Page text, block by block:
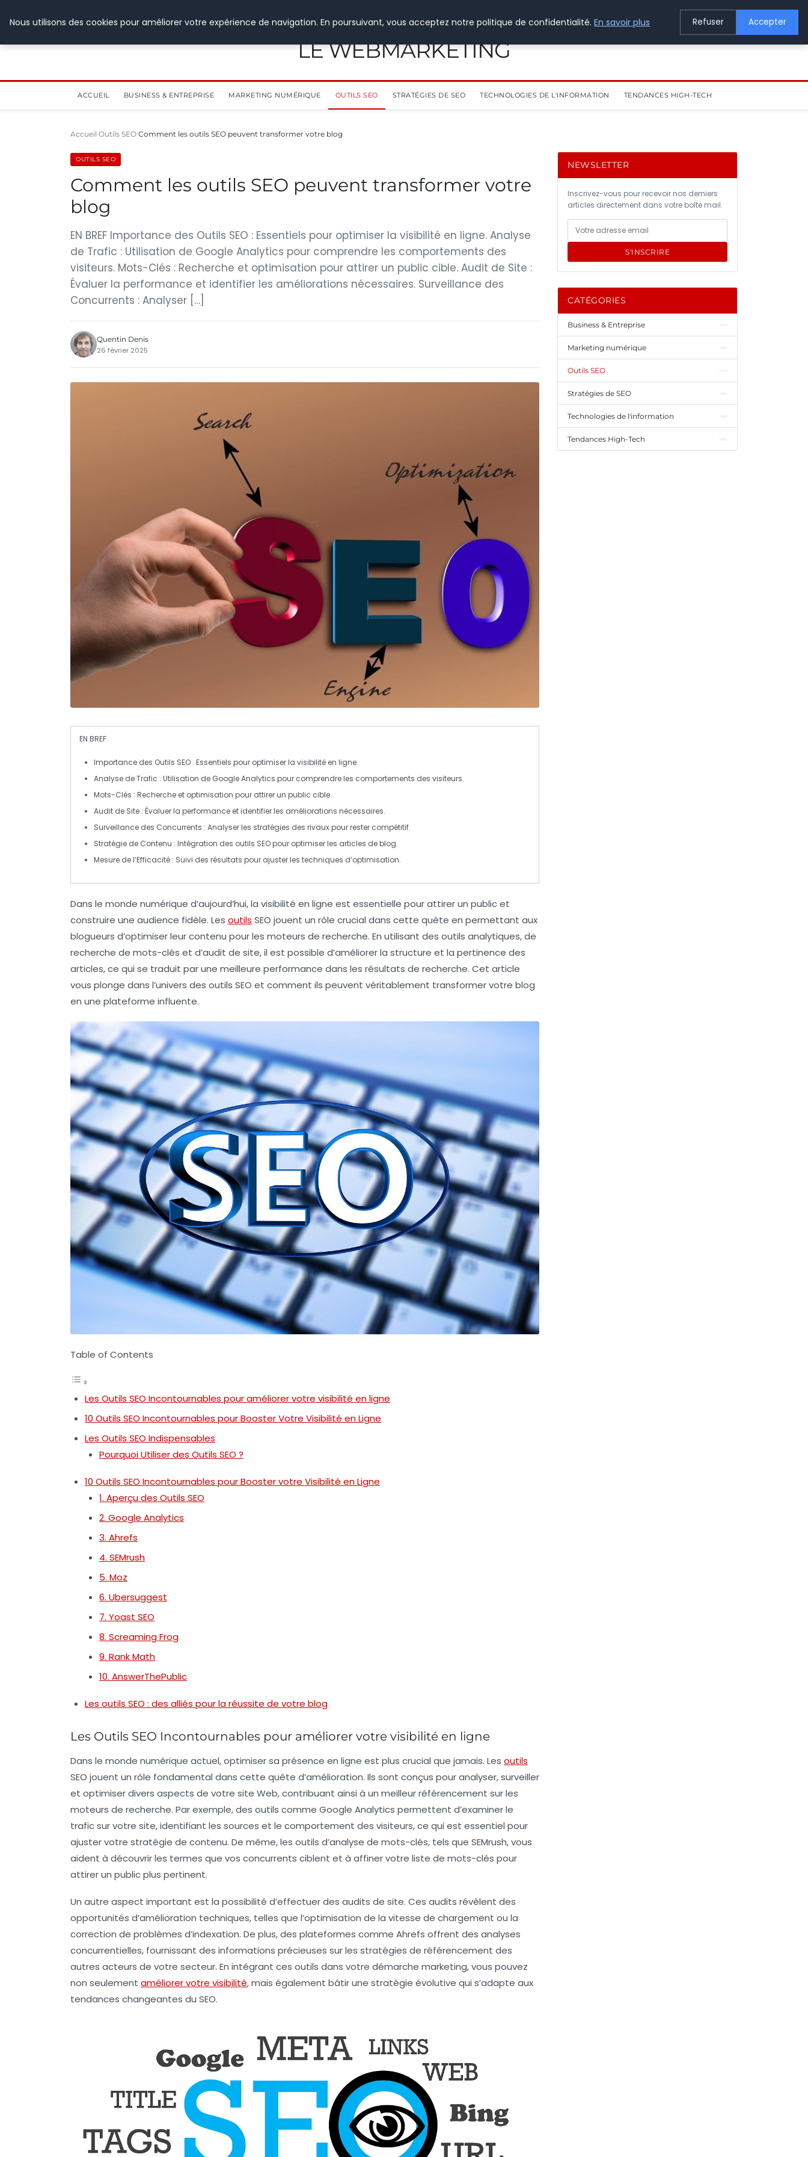
LE WEBMARKETING
ACCUEIL BUSINESS & ENTREPRISE MARKETING NUMÉRIQUE OUTILS SEO STRATÉGIES DE SEO TECHNOLOGIES DE L'INFORMATION TENDANCES HIGH-TECH
Accueil Outils SEO Comment les outils SEO peuvent transformer votre blog
OUTILS SEO
Comment les outils SEO peuvent transformer votre
blog
EN BREF Importance des Outils SEO : Essentiels pour optimiser la visibilité en ligne. Analyse
de Trafic : Utilisation de Google Analytics pour comprendre les comportements des
visiteurs. Mots-Clés : Recherche et optimisation pour attirer un public cible. Audit de Site :
Évaluer la performance et identifier les améliorations nécessaires. Surveillance des
Concurrents : Analyser […]
Quentin Denis
26 février 2025
EN BREF
Importance des Outils SEO : Essentiels pour optimiser la visibilité en ligne.
Analyse de Trafic : Utilisation de Google Analytics pour comprendre les comportements des visiteurs.
Mots-Clés : Recherche et optimisation pour attirer un public cible.
Audit de Site : Évaluer la performance et identifier les améliorations nécessaires.
Surveillance des Concurrents : Analyser les stratégies des rivaux pour rester compétitif.
Stratégie de Contenu : Intégration des outils SEO pour optimiser les articles de blog.
Mesure de l’Efficacité : Suivi des résultats pour ajuster les techniques d’optimisation.
Dans le monde numérique d’aujourd’hui, la visibilité en ligne est essentielle pour attirer un public et
construire une audience fidèle. Les outils SEO jouent un rôle crucial dans cette quête en permettant aux
blogueurs d’optimiser leur contenu pour les moteurs de recherche. En utilisant des outils analytiques, de
recherche de mots-clés et d’audit de site, il est possible d’améliorer la structure et la pertinence des
articles, ce qui se traduit par une meilleure performance dans les résultats de recherche. Cet article
vous plonge dans l’univers des outils SEO et comment ils peuvent véritablement transformer votre blog
en une plateforme influente.
Table of Contents
Les Outils SEO Incontournables pour améliorer votre visibilité en ligne
10 Outils SEO Incontournables pour Booster Votre Visibilité en Ligne
Les Outils SEO Indispensables
Pourquoi Utiliser des Outils SEO ?
10 Outils SEO Incontournables pour Booster votre Visibilité en Ligne
1. Aperçu des Outils SEO
2. Google Analytics
3. Ahrefs
4. SEMrush
5. Moz
6. Ubersuggest
7. Yoast SEO
8. Screaming Frog
9. Rank Math
10. AnswerThePublic
Les outils SEO : des alliés pour la réussite de votre blog
Les Outils SEO Incontournables pour améliorer votre visibilité en ligne
Dans le monde numérique actuel,optimiser sa présence en ligne est plus crucial que jamais. Les outils
SEO jouent un rôle fondamental dans cette quête d’amélioration. Ils sont conçus pour analyser, surveiller
et optimiser divers aspects de votre site Web, contribuant ainsi à un meilleurréférencement sur les
moteurs de recherche. Par exemple, des outils comme Google Analytics permettent d’examiner le
trafic sur votre site, identifiant les sources et le comportement des visiteurs, ce qui est essentiel pour
ajuster votre stratégie de contenu. De même, les outils d’analyse de mots-clés, tels que SEMrush, vous
aident à découvrir les termes que vos concurrents ciblent et à affiner votre liste de mots-clés pour
attirer un public plus pertinent.
Un autre aspect important est la possibilité d’effectuer des audits de site. Ces audits révèlent des
opportunités d’amélioration techniques, telles que l’optimisation de la vitesse de chargement ou la
correction de problèmes d’indexation. De plus, des plateformes comme Ahrefs offrent des analyses
concurrentielles, fournissant des informations précieuses sur les stratégies de référencement des
autres acteurs de votre secteur. En intégrant ces outils dans votre démarche marketing, vous pouvez
non seulement améliorer votre visibilité, mais également bâtir une stratégie évolutive qui s’adapte aux
tendances changeantes du SEO.
NEWSLETTER
Inscrivez-vous pour recevoir nos derniers
articles directement dans votre boîte mail.
S'INSCRIRE
CATÉGORIES
Business & Entreprise
Marketing numérique
Outils SEO
Stratégies de SEO
Technologies de l'information
Tendances High-Tech
Nous utilisons des cookies pour améliorer votre expérience de navigation. En poursuivant, vous acceptez notre politique de confidentialité. En savoir plus Refuser Accepter